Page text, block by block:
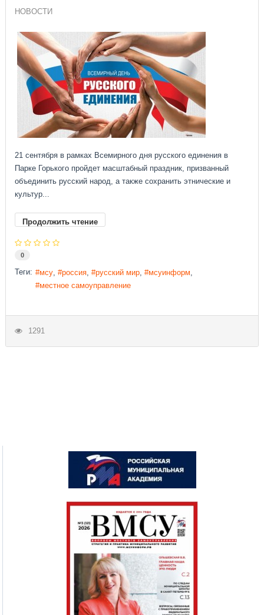
НОВОСТИ
21 сентября в рамках Всемирного дня русского единения в
Парке Горького пройдет масштабный праздник, призванный
объединить русский народ, а также сохранить этнические и
культур...
Продолжить чтение
0
Теги: мсу россия русский мир
мсуинформ
местное самоуправление
1291